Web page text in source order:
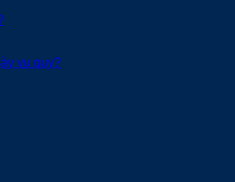
vu quy?